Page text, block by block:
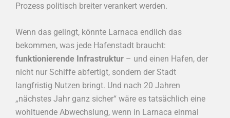
Prozess politisch breiter verankert werden.
Wenn das gelingt, könnte Larnaca endlich das
bekommen, was jede Hafenstadt braucht:
funktionierende Infrastruktur – und einen Hafen, der
nicht nur Schiffe abfertigt, sondern der Stadt
langfristig Nutzen bringt. Und nach 20 Jahren
„nächstes Jahr ganz sicher“ wäre es tatsächlich eine
wohltuende Abwechslung, wenn in Larnaca einmal